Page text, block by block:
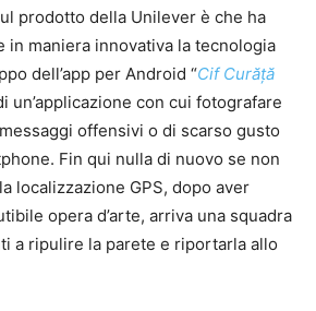
prodotto della Unilever è che ha
in maniera innovativa la tecnologia
dell’app per Android “Cif Curăță
un’applicazione con cui fotografare
offensivi o di scarso gusto
Fin qui nulla di nuovo se non
localizzazione GPS, dopo aver
opera d’arte, arriva una squadra
a ripulire la parete e riportarla allo